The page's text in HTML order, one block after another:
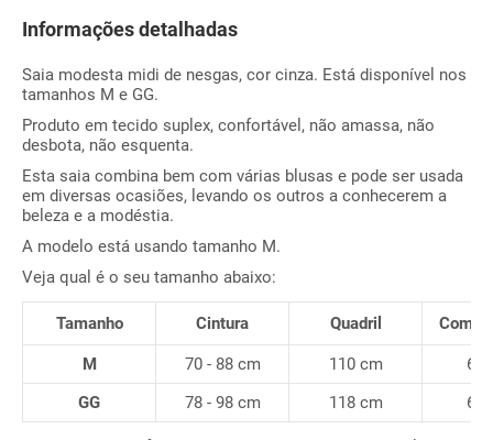
Informações detalhadas
Saia modesta midi de nesgas, cor cinza. Está disponível nos
tamanhos M e GG.
Produto em tecido suplex, confortável, não amassa, não
desbota, não esquenta.
Esta saia combina bem com várias blusas e pode ser usada
em diversas ocasiões, levando os outros a conhecerem a
beleza e a modéstia.
A modelo está usando tamanho M.
Veja qual é o seu tamanho abaixo:
Tamanho Cintura Quadril
M 70 - 88 cm 110 cm
60
GG
78 - 98 cm 118 cm 60